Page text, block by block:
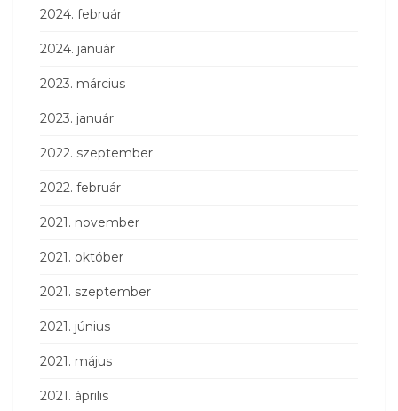
2024. február
2024. január
2023. március
2023. január
2022. szeptember
2022. február
2021. november
2021. október
2021. szeptember
2021. június
2021. május
2021. április